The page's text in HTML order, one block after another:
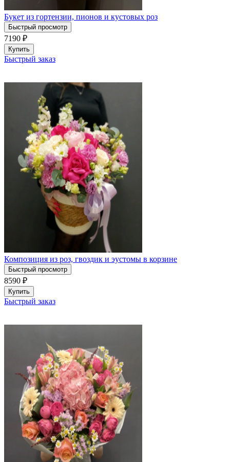
Букет из гортензии, пионов и кустовых роз
Быстрый просмотр
7190 ₽
Купить
Быстрый заказ
Композиция из роз, гвоздик и эустомы в корзине
Быстрый просмотр
8590 ₽
Купить
Быстрый заказ